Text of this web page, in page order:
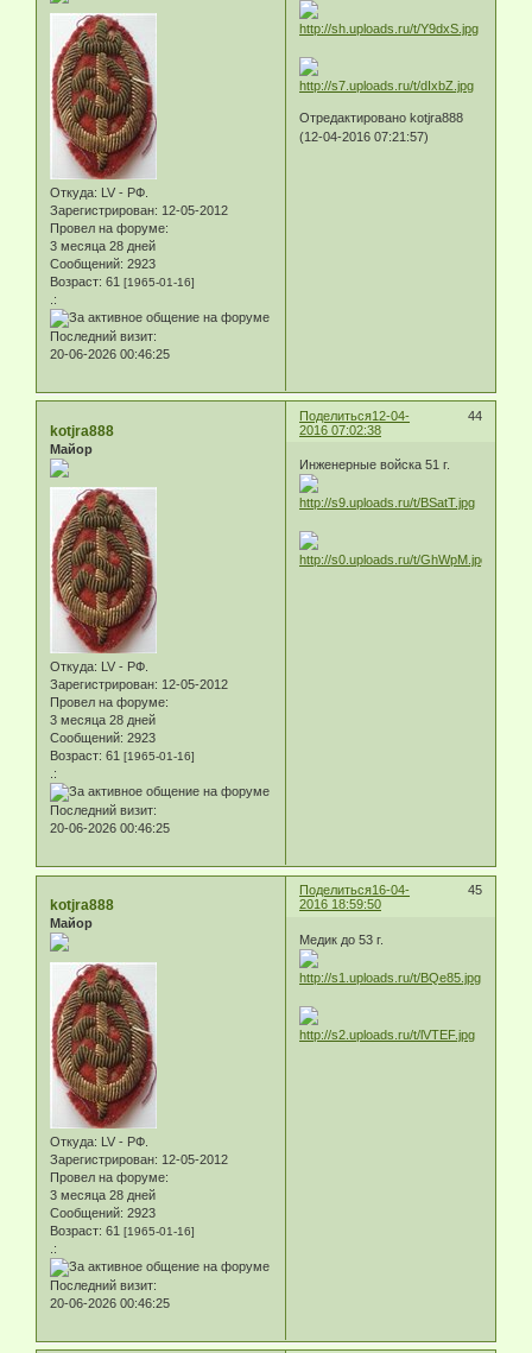
Откуда: LV - РФ.
Зарегистрирован: 12-05-2012
Провел на форуме:
3 месяца 28 дней
Сообщений: 2923
Возраст: 61 [1965-01-16]
.:
Последний визит:
20-06-2026 00:46:25
Отредактировано kotjra888
(12-04-2016 07:21:57)
Поделиться 44
12-04-
2016 07:02:38
kotjra888
Майор
Откуда: LV - РФ.
Зарегистрирован: 12-05-2012
Провел на форуме:
3 месяца 28 дней
Сообщений: 2923
Возраст: 61 [1965-01-16]
.:
Последний визит:
20-06-2026 00:46:25
Инженерные войска 51 г.
Поделиться 45
16-04-
2016 18:59:50
kotjra888
Майор
Откуда: LV - РФ.
Зарегистрирован: 12-05-2012
Провел на форуме:
3 месяца 28 дней
Сообщений: 2923
Возраст: 61 [1965-01-16]
.:
Последний визит:
20-06-2026 00:46:25
Медик до 53 г.